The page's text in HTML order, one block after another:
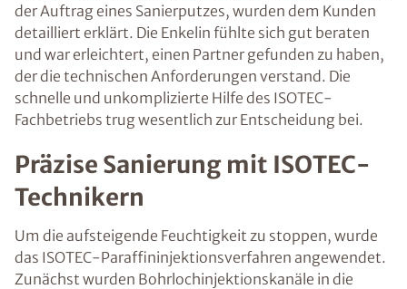
der Auftrag eines Sanierputzes, wurden dem Kunden
detailliert erklärt. Die Enkelin fühlte sich gut beraten
und war erleichtert, einen Partner gefunden zu haben,
der die technischen Anforderungen verstand. Die
schnelle und unkomplizierte Hilfe des ISOTEC-
Fachbetriebs trug wesentlich zur Entscheidung bei.
Präzise Sanierung mit ISOTEC-
Technikern
Um die aufsteigende Feuchtigkeit zu stoppen, wurde
das ISOTEC-Paraffininjektionsverfahren angewendet.
Zunächst wurden Bohrlochinjektionskanäle in die